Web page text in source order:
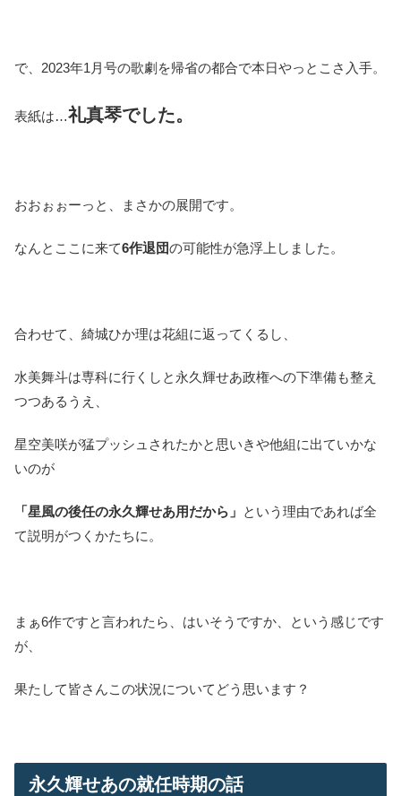
で、2023年1月号の歌劇を帰省の都合で本日やっとこさ入手。
表紙は…礼真琴でした。
おおぉぉーっと、まさかの展開です。
なんとここに来て6作退団の可能性が急浮上しました。
合わせて、綺城ひか理は花組に返ってくるし、
水美舞斗は専科に行くしと永久輝せあ政権への下準備も整え
つつあるうえ、
星空美咲が猛プッシュされたかと思いきや他組に出ていかな
いのが
「星風の後任の永久輝せあ用だから」 という理由であれば全
て説明がつくかたちに。
まぁ6作ですと言われたら、はいそうですか、という感じです
が、
果たして皆さんこの状況についてどう思います？
永久輝せあの就任時期の話